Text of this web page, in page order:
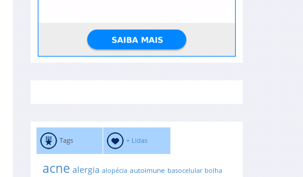
Tags + Lidas
acne alergia alopécia autoimune basocelular bolha